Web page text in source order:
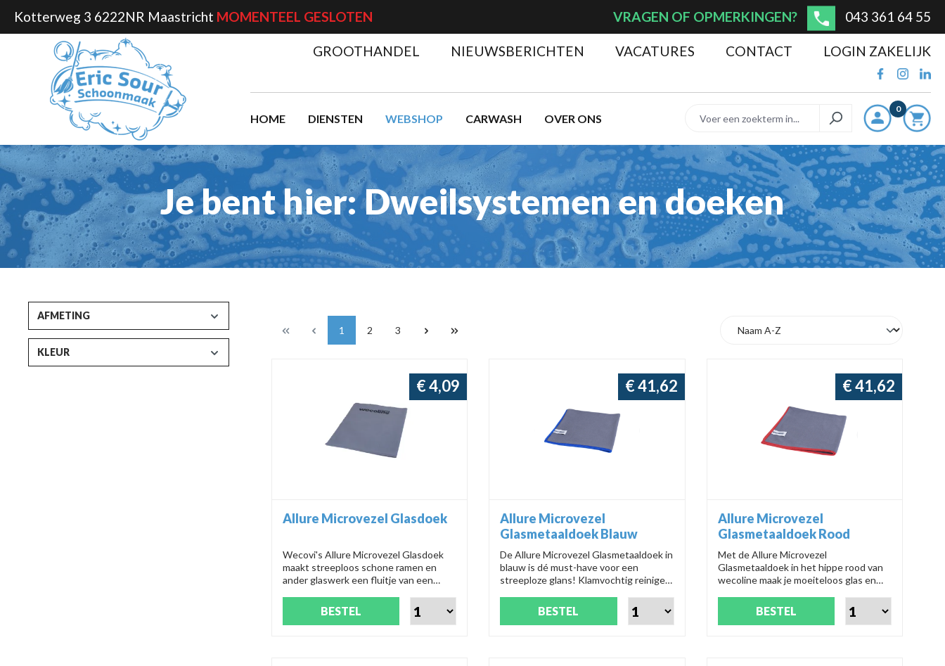
general.skipToNavigation
Kotterweg 3 6222NR Maastricht MOMENTEEL GESLOTEN VRAGEN OF OPMERKINGEN? 043 361 64 55
GROOTHANDEL NIEUWSBERICHTEN VACATURES CONTACT LOGIN ZAKELIJK
HOME DIENSTEN WEBSHOP CARWASH OVER ONS
0
Je bent hier: Dweilsystemen en doeken
AFMETING
KLEUR
1 2 3
Allure Microvezel Glasdoek
Wecovi's Allure Microvezel Glasdoek
maakt streeploos schone ramen en
ander glaswerk een fluitje van een
regelmatig voor een optimaal resultaat.
Deze soepele doek is wasbaar op 95
€ 4,09
BESTEL
Allure Microvezel
Glasmetaaldoek Blauw
De Allure Microvezel Glasmetaaldoek in
blauw is dé must-have voor een
streeploze glans! Klamvochtig reinigen
wasbaar tot 95 graden en chique
uitstraling. Nummer: 03013170.
€ 41,62
BESTEL
Allure Microvezel
Glasmetaaldoek Rood
Met de Allure Microvezel
Glasmetaaldoek in het hippe rood van
wecoline maak je moeiteloos glas en
95 graden, streeploos resultaat
gegarandeerd! Productnummer:
€ 41,62
BESTEL